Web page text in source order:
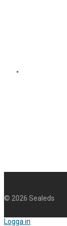
© 2026 Sealeds
Logga in